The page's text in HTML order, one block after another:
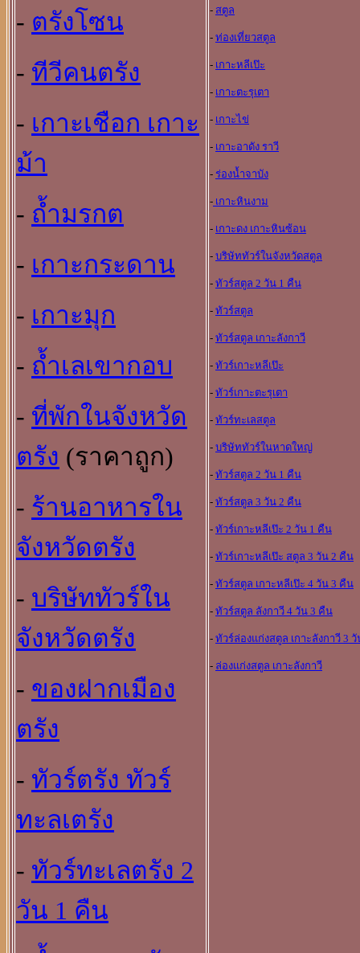
- ตรังโซน
- ทีวีคนตรัง
- เกาะเชือก เกาะ
ม้า
- ถ้ำมรกต
- เกาะกระดาน
- เกาะมุก
- ถ้ำเลเขากอบ
- ที่พักในจังหวัด
ตรัง (ราคาถูก)
- ร้านอาหารใน
จังหวัดตรัง
- บริษัททัวร์ใน
จังหวัดตรัง
- ของฝากเมือง
ตรัง
- ทัวร์ตรัง ทัวร์
ทะลเตรัง
- ทัวร์ทะเลตรัง 2
วัน 1 คืน
- สตูล
- ท่องเที่ยวสตูล
- เกาะหลีเป๊ะ
- เกาะตะรุเตา
- เกาะไข่
- เกาะอาดัง ราวี
- ร่องน้ำจาบัง
- เกาะหินงาม
- เกาะดง เกาะหินซ้อน
- บริษัททัวร์ในจังหวัดสตูล
- ทัวร์สตูล 2 วัน 1 คืน
- ทัวร์สตูล
- ทัวร์สตูล เกาะลังกาวี
- ทัวร์เกาะหลีเป๊ะ
- ทัวร์เกาะตะรุเตา
- ทัวร์ทะเลสตูล
- บริษัททัวร์ในหาดใหญ
- ทัวร์สตูล 2 วัน 1 คืน
- ทัวร์สตูล 3 วัน 2 คืน
- ทัวร์เกาะหลีเป๊ะ 2 วัน 1 คืน
- ทัวร์เกาะหลีเป๊ะ สตูล 3 วัน 2 คืน
- ทัวร์สตูล เกาะหลีเป๊ะ 4 วัน 3 คืน
- ทัวร์สตูล ลังกาวี 4 วัน 3 คืน
- ทัวร์ล่องแก่งสตูล เกาะลังกาวี 3 วั
- ล่องแก่งสตูล เกาะลังกาวี